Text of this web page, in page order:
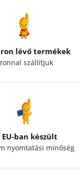
lévő termékek
szállítjuk
EU-ban készült
nyomtatási minőség